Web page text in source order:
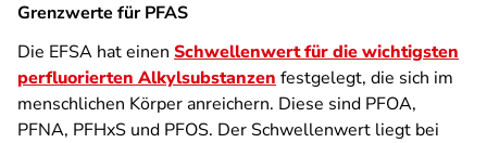
Grenzwerte für PFAS
Die EFSA hat einen Schwellenwert für die wichtigsten
perfluorierten Alkylsubstanzen festgelegt, die sich im
menschlichen Körper anreichern. Diese sind PFOA,
PFNA, PFHxS und PFOS. Der Schwellenwert liegt bei